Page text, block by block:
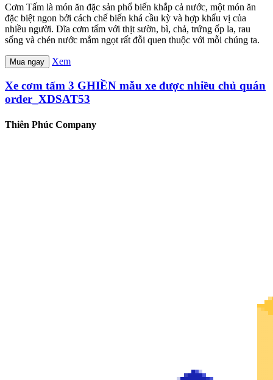
Cơm Tấm là món ăn đặc sản phổ biến khắp cả nước, một món ăn
đặc biệt ngon bởi cách chế biến khá cầu kỳ và hợp khẩu vị của
nhiều người. Dĩa cơm tấm với thịt sườn, bì, chả, trứng ốp la, rau
sống và chén nước mắm ngọt rất đỗi quen thuộc với mỗi chúng ta.
Mua ngay Xem
Xe cơm tấm 3 GHIỀN mẫu xe được nhiều chủ quán
order_XDSAT53
Thiên Phúc Company